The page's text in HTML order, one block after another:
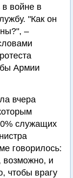
в войне в
"Как он
–
Армии
вчера
служащих
говорилось:
возможно, и
чтобы врагу